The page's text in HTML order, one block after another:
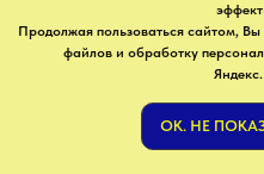
Продолжая пользоваться сайтом,
файлов и обработку
OK. НЕ